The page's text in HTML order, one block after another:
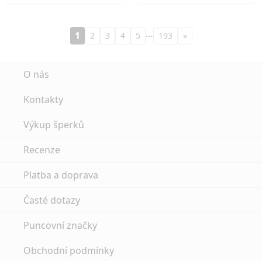
1 2 3 4 5 … 193 »
O nás
Kontakty
Výkup šperků
Recenze
Platba a doprava
Časté dotazy
Puncovní značky
Obchodní podmínky